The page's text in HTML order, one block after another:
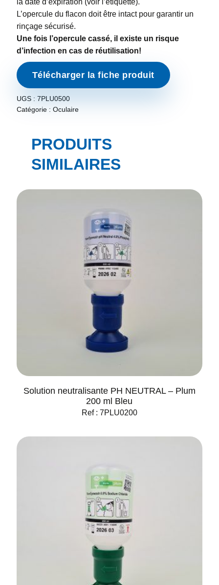
la date d’expiration (voir l’étiquette).
L’opercule du flacon doit être intact pour garantir un
rinçage sécurisé.
Une fois l’opercule cassé, il existe un risque
d’infection en cas de réutilisation!
Télécharger la fiche produit
UGS : 7PLU0500
Catégorie : Oculaire
PRODUITS
SIMILAIRES
Solution neutralisante PH NEUTRAL – Plum
200 ml Bleu
Ref : 7PLU0200